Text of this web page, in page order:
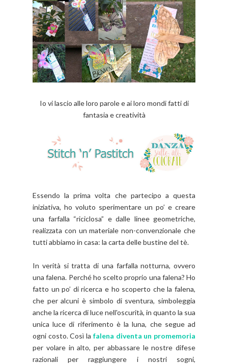
Io vi lascio alle loro parole e ai loro mondi fatti di
fantasia e creatività
Essendo la prima volta che partecipo a questa
iniziativa, ho voluto sperimentare un po’ e creare
una farfalla “riciclosa” e dalle linee geometriche,
realizzata con un materiale non-convenzionale che
tutti abbiamo in casa: la carta delle bustine del tè.
In verità si tratta di una farfalla notturna, ovvero
una falena. Perché ho scelto proprio una falena? Ho
fatto un po’ di ricerca e ho scoperto che la falena,
che per alcuni è simbolo di sventura, simboleggia
anche la ricerca di luce nell'oscurità, in quanto la sua
unica luce di riferimento è la luna, che segue ad
ogni costo. Così la falena diventa un promemoria
per volare in alto, per abbassare le nostre difese
razionali per raggiungere i nostri sogni,